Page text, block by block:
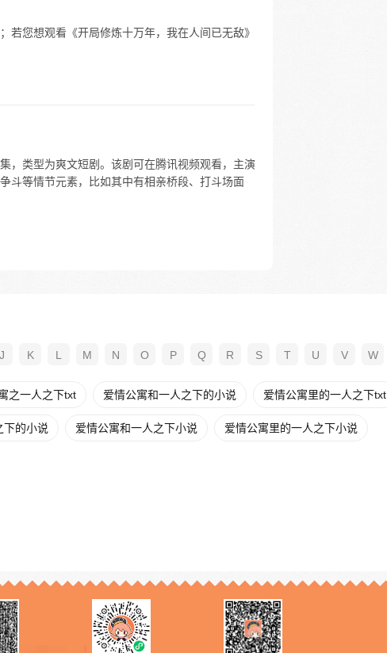
若您想观看《开局修炼十万年，我在人间已无敌》
，类型为爽文短剧。该剧可在腾讯视频观看，主演
斗等情节元素，比如其中有相亲桥段、打斗场面
J K L M N O P Q R S T U V W
之一人之下txt 爱情公寓和一人之下的小说 爱情公寓里的一人之下txt
下的小说 爱情公寓和一人之下小说 爱情公寓里的一人之下小说